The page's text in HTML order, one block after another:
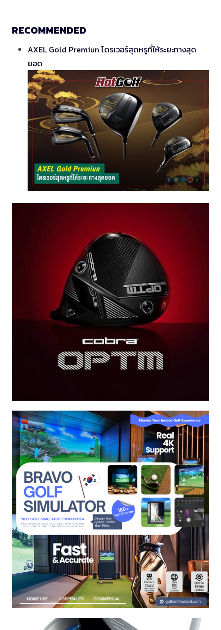
RECOMMENDED
AXEL Gold Premiun ไดรเวอร์สุดหรูที่ให้ระยะทางสุด
ยอด